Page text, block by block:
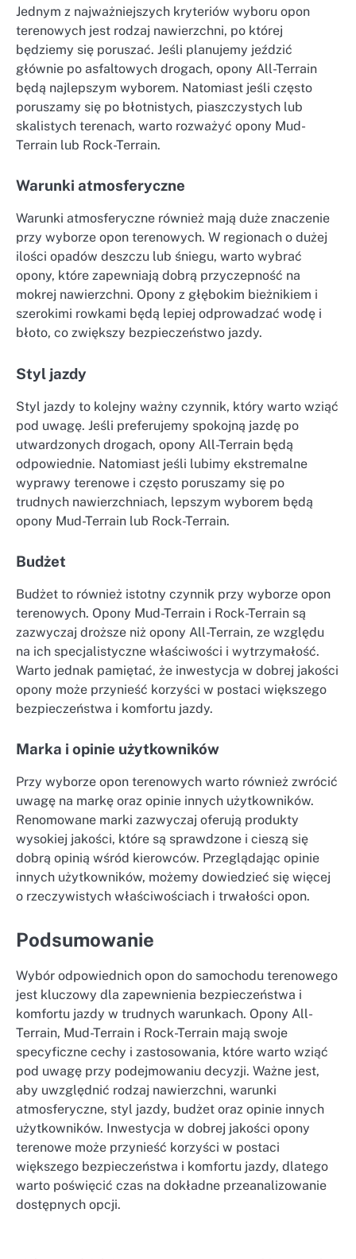
Jednym z najważniejszych kryteriów wyboru opon
terenowych jest rodzaj nawierzchni, po której
będziemy się poruszać. Jeśli planujemy jeździć
głównie po asfaltowych drogach, opony All-Terrain
będą najlepszym wyborem. Natomiast jeśli często
poruszamy się po błotnistych, piaszczystych lub
skalistych terenach, warto rozważyć opony Mud-
Terrain lub Rock-Terrain.
Warunki atmosferyczne
Warunki atmosferyczne również mają duże znaczenie
przy wyborze opon terenowych. W regionach o dużej
ilości opadów deszczu lub śniegu, warto wybrać
opony, które zapewniają dobrą przyczepność na
mokrej nawierzchni. Opony z głębokim bieżnikiem i
szerokimi rowkami będą lepiej odprowadzać wodę i
błoto, co zwiększy bezpieczeństwo jazdy.
Styl jazdy
Styl jazdy to kolejny ważny czynnik, który warto wziąć
pod uwagę. Jeśli preferujemy spokojną jazdę po
utwardzonych drogach, opony All-Terrain będą
odpowiednie. Natomiast jeśli lubimy ekstremalne
wyprawy terenowe i często poruszamy się po
trudnych nawierzchniach, lepszym wyborem będą
opony Mud-Terrain lub Rock-Terrain.
Budżet
Budżet to również istotny czynnik przy wyborze opon
terenowych. Opony Mud-Terrain i Rock-Terrain są
zazwyczaj droższe niż opony All-Terrain, ze względu
na ich specjalistyczne właściwości i wytrzymałość.
Warto jednak pamiętać, że inwestycja w dobrej jakości
opony może przynieść korzyści w postaci większego
bezpieczeństwa i komfortu jazdy.
Marka i opinie użytkowników
Przy wyborze opon terenowych warto również zwrócić
uwagę na markę oraz opinie innych użytkowników.
Renomowane marki zazwyczaj oferują produkty
wysokiej jakości, które są sprawdzone i cieszą się
dobrą opinią wśród kierowców. Przeglądając opinie
innych użytkowników, możemy dowiedzieć się więcej
o rzeczywistych właściwościach i trwałości opon.
Podsumowanie
Wybór odpowiednich opon do samochodu terenowego
jest kluczowy dla zapewnienia bezpieczeństwa i
komfortu jazdy w trudnych warunkach. Opony All-
Terrain, Mud-Terrain i Rock-Terrain mają swoje
specyficzne cechy i zastosowania, które warto wziąć
pod uwagę przy podejmowaniu decyzji. Ważne jest,
aby uwzględnić rodzaj nawierzchni, warunki
atmosferyczne, styl jazdy, budżet oraz opinie innych
użytkowników. Inwestycja w dobrej jakości opony
terenowe może przynieść korzyści w postaci
większego bezpieczeństwa i komfortu jazdy, dlatego
warto poświęcić czas na dokładne przeanalizowanie
dostępnych opcji.